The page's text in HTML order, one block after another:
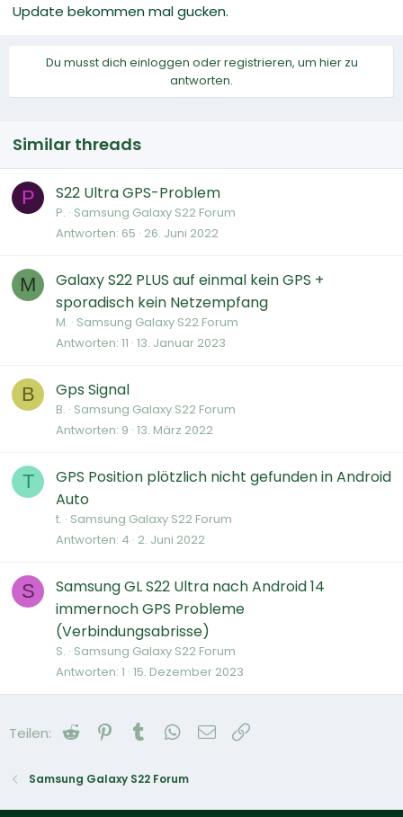
Update bekommen mal gucken.
Du musst dich einloggen oder registrieren, um hier zu
antworten.
Similar threads
P S22 Ultra GPS-Problem
P. Samsung Galaxy S22 Forum
Antworten 65 26. Juni 2022
M
Galaxy S22 PLUS auf einmal kein GPS +
sporadisch kein Netzempfang
M. Samsung Galaxy S22 Forum
Antworten 11 13. Januar 2023
B Gps Signal
B. Samsung Galaxy S22 Forum
Antworten 9 13. März 2022
T
GPS Position plötzlich nicht gefunden in Android
Auto
t. Samsung Galaxy S22 Forum
Antworten 4 2. Juni 2022
S
Samsung GL S22 Ultra nach Android 14
immernoch GPS Probleme
(Verbindungsabrisse)
S. Samsung Galaxy S22 Forum
Antworten 1 15. Dezember 2023
Teilen: Reddit Pinterest
Tumblr WhatsApp
E-Mail
Samsung Galaxy S22 Forum